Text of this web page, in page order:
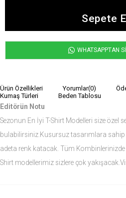
WHATSAPPTAN
Ürün Özellikleri Yorumlar(0)
Kumaş Türleri
Beden Tablosu
Editörün Notu
Sezonun En İyi T-Shirt Modelleri size özel
bulabilirsiniz.Kusursuz tasarımlara
adeta renk katacak. Tüm
Shirt modellerimiz sizlere çok